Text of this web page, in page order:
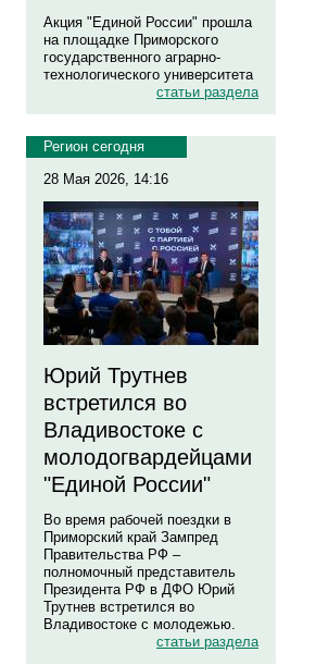
Акция "Единой России" прошла
на площадке Приморского
государственного аграрно-
технологического университета
статьи раздела
Регион сегодня
28 Мая 2026, 14:16
Юрий Трутнев
встретился во
Владивостоке с
молодогвардейцами
"Единой России"
Во время рабочей поездки в
Приморский край Зампред
Правительства РФ –
полномочный представитель
Президента РФ в ДФО Юрий
Трутнев встретился во
Владивостоке с молодежью.
статьи раздела